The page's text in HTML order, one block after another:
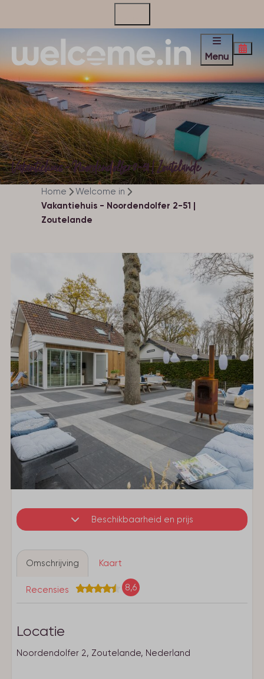
Menu
Vakantiehuis - Noordendolfer 2-51 | Zoutelande
Home
Welcome in
Vakantiehuis - Noordendolfer 2-51 |
Zoutelande
Beschikbaarheid en prijs
Omschrijving Kaart
Recensies 8,6
Locatie
Noordendolfer 2, Zoutelande, Nederland